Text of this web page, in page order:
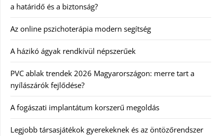
a határidő és a biztonság?
Az online pszichoterápia modern segítség
A házikó ágyak rendkívül népszerűek
PVC ablak trendek 2026 Magyarországon: merre tart a
nyílászárók fejlődése?
A fogászati implantátum korszerű megoldás
Legjobb társasjátékok gyerekeknek és az öntözőrendszer